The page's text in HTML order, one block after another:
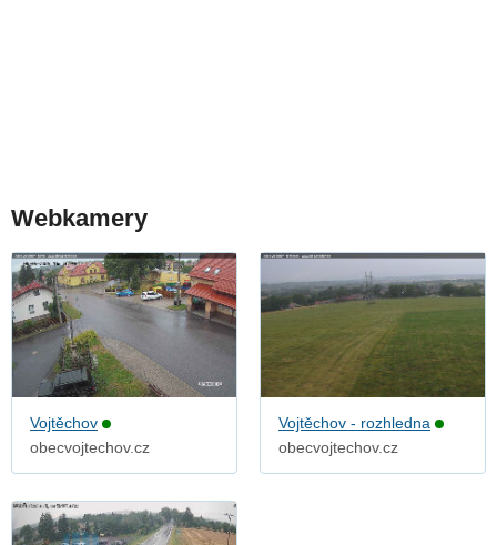
Webkamery
Vojtěchov
obecvojtechov.cz
Vojtěchov - rozhledna
obecvojtechov.cz